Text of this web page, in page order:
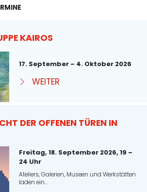
KAIROS
17. September – 4. Oktober 2026
WEITER
DER OFFENEN TÜREN IN
Freitag, 18. September 2026, 19 –
24 Uhr
Ateliers, Galerien, Museen und Werkstätten
laden ein...